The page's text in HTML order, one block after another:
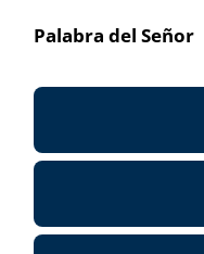
Palabra del Señor